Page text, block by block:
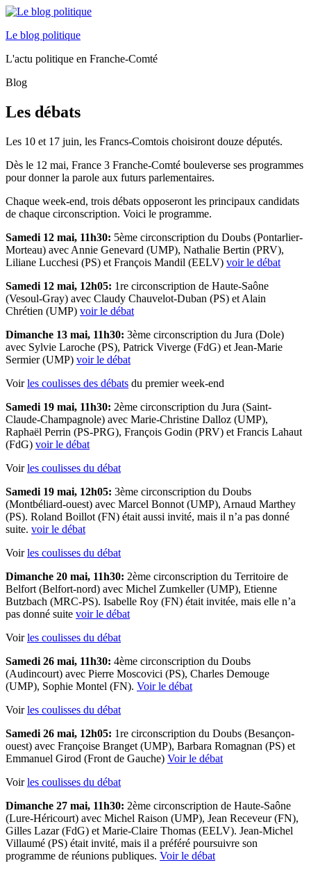
Le blog politique
L'actu politique en Franche-Comté
Blog
Les débats
Les 10 et 17 juin, les Francs-Comtois choisiront douze députés.
Dès le 12 mai, France 3 Franche-Comté bouleverse ses programmes
pour donner la parole aux futurs parlementaires.
Chaque week-end, trois débats opposeront les principaux candidats
de chaque circonscription. Voici le programme.
Samedi 12 mai, 11h30: 5ème circonscription du Doubs (Pontarlier-
Morteau) avec Annie Genevard (UMP), Nathalie Bertin (PRV),
Liliane Lucchesi (PS) et François Mandil (EELV) voir le débat
Samedi 12 mai, 12h05: 1re circonscription de Haute-Saône
(Vesoul-Gray) avec Claudy Chauvelot-Duban (PS) et Alain
Chrétien (UMP) voir le débat
Dimanche 13 mai, 11h30: 3ème circonscription du Jura (Dole)
avec Sylvie Laroche (PS), Patrick Viverge (FdG) et Jean-Marie
Sermier (UMP) voir le débat
Voirles coulisses des débats du premier week-end
Samedi 19 mai, 11h30: 2ème circonscription du Jura (Saint-
Claude-Champagnole) avec Marie-Christine Dalloz (UMP),
Raphaël Perrin (PS-PRG), François Godin (PRV) et Francis Lahaut
(FdG) voir le débat
Voirles coulisses du débat
Samedi 19 mai, 12h05: 3ème circonscription du Doubs
(Montbéliard-ouest) avec Marcel Bonnot (UMP), Arnaud Marthey
(PS). Roland Boillot (FN) était aussi invité, mais il n’a pas donné
suite. voir le débat
Voirles coulisses du débat
Dimanche 20 mai, 11h30: 2ème circonscription du Territoire de
Belfort (Belfort-nord) avec Michel Zumkeller (UMP), Etienne
Butzbach (MRC-PS). Isabelle Roy (FN) était invitée, mais elle n’a
pas donné suite voir le débat
Voirles coulisses du débat
Samedi 26 mai, 11h30: 4ème circonscription du Doubs
(Audincourt) avec Pierre Moscovici (PS), Charles Demouge
(UMP), Sophie Montel (FN). Voir le débat
Voirles coulisses du débat
Samedi 26 mai, 12h05: 1re circonscription du Doubs (Besançon-
ouest) avec Françoise Branget (UMP), Barbara Romagnan (PS) et
Emmanuel Girod (Front de Gauche) Voir le débat
Voirles coulisses du débat
Dimanche 27 mai, 11h30: 2ème circonscription de Haute-Saône
(Lure-Héricourt) avec Michel Raison (UMP), Jean Receveur (FN),
Gilles Lazar (FdG) et Marie-Claire Thomas (EELV). Jean-Michel
Villaumé (PS) était invité, mais il a préféré poursuivre son
programme de réunions publiques. Voir le débat